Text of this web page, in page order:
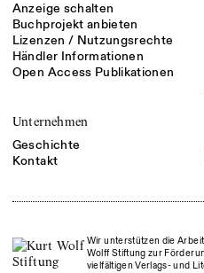
Anzeige schalten
Buchprojekt anbieten
Lizenzen / Nutzungsrechte
Händler Informationen
Open Access Publikationen
Unternehmen
Geschichte
Kontakt
Wir unterstützen die
Wolff Stiftung zur
vielfältigen Verlags- und